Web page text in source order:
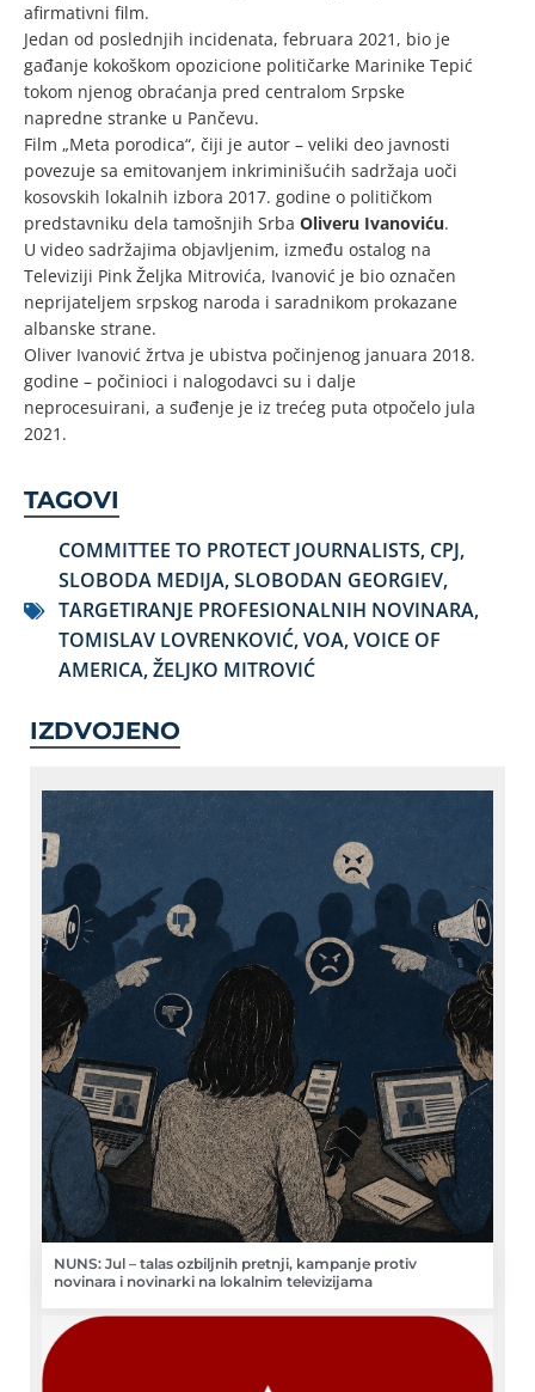
afirmativni film.
Jedan od poslednjih incidenata, februara 2021, bio je
gađanje kokoškom opozicione političarke Marinike Tepić
tokom njenog obraćanja pred centralom Srpske
napredne stranke u Pančevu.
Film „Meta porodica“, čiji je autor – veliki deo javnosti
povezuje sa emitovanjem inkriminišućih sadržaja uoči
kosovskih lokalnih izbora 2017. godine o političkom
predstavniku dela tamošnjih Srba Oliveru Ivanoviću.
U video sadržajima objavljenim, između ostalog na
Televiziji Pink Željka Mitrovića, Ivanović je bio označen
neprijateljem srpskog naroda i saradnikom prokazane
albanske strane.
Oliver Ivanović žrtva je ubistva počinjenog januara 2018.
godine – počinioci i nalogodavci su i dalje
neprocesuirani, a suđenje je iz trećeg puta otpočelo jula
2021.
TAGOVI
COMMITTEE TO PROTECT JOURNALISTS, CPJ,
SLOBODA MEDIJA,SLOBODAN GEORGIEV,
TARGETIRANJE PROFESIONALNIH NOVINARA,
TOMISLAV LOVRENKOVIĆ,VOA,VOICE OF
AMERICA,ŽELJKO MITROVIĆ
IZDVOJENO
NUNS: Jul – talas ozbiljnih pretnji, kampanje protiv
novinara i novinarki na lokalnim televizijama